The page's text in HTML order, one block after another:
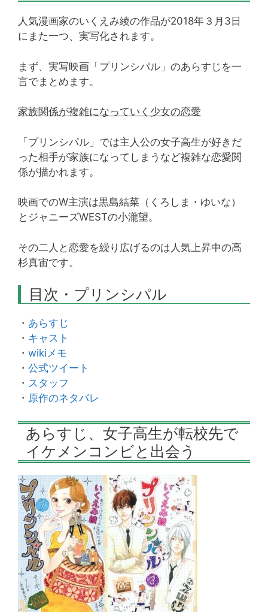
人気漫画家のいくえみ綾の作品が2018年３月3日
にまた一つ、実写化されます。
まず、実写映画「プリンシパル」のあらすじを一
言でまとめます。
家族関係が複雑になっていく少女の恋愛
「プリンシパル」では主人公の女子高生が好きだ
った相手が家族になってしまうなど複雑な恋愛関
係が描かれます。
映画でのW主演は黒島結菜（くろしま・ゆいな）
とジャニーズWESTの小瀧望。
その二人と恋愛を繰り広げるのは人気上昇中の高
杉真宙です。
目次・プリンシパル
・ あらすじ
・ キャスト
・ wikiメモ
・ 公式ツイート
・ スタッフ
・ 原作のネタバレ
あらすじ、女子高生が転校先で
イケメンコンビと出会う